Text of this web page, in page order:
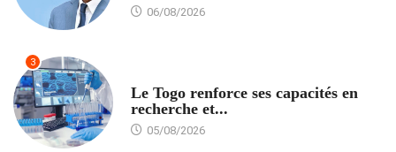
06/08/2026
3
Le Togo renforce ses capacités en
recherche et...
05/08/2026